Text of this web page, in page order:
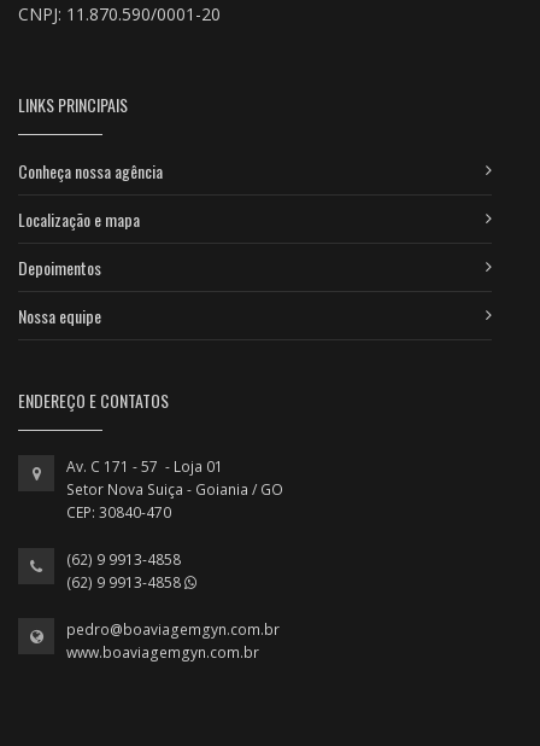
CNPJ: 11.870.590/0001-20
LINKS PRINCIPAIS
Conheça nossa agência
Localização e mapa
Depoimentos
Nossa equipe
ENDEREÇO E CONTATOS
Av. C 171 - 57 - Loja 01
Setor Nova Suiça - Goiania / GO
CEP: 30840-470
(62) 9 9913-4858
(62) 9 9913-4858
pedro@boaviagemgyn.com.br
www.boaviagemgyn.com.br